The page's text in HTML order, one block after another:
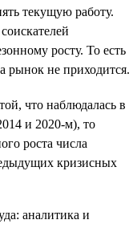
текущую работу.
росту. То есть
рынок не приходится.
что наблюдалась в
и 2020-м), то
роста числа
кризисных